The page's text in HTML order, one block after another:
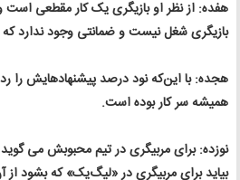
هفده: از نظر او بازیگری یک کار مقطعی است
بازیگری شغل نیست و ضمانتی وجود ندارد که
هجده: با این‌که نود درصد پیشنهادهایش را رد
همیشه سر کار بوده است.
نوزده: برای مربیگری در تیم محبوبش می
بیاید برای مربیگری در «لیگ‌یک» که بشود